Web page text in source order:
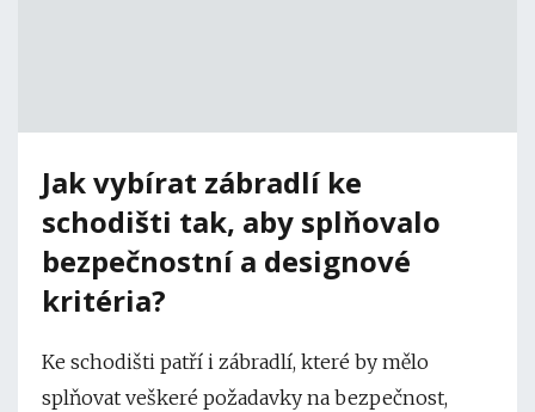
Jak vybírat zábradlí ke
schodišti tak, aby splňovalo
bezpečnostní a designové
kritéria?
Ke schodišti patří i zábradlí, které by mělo
splňovat veškeré požadavky na bezpečnost,